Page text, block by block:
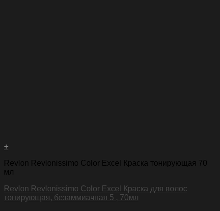
+
Revlon Revlonissimo Color Excel Краска тонирующая 70
мл
Revlon Revlonissimo Color Excel Краска для волос
тонирующая, безаммиачная 5 , 70мл